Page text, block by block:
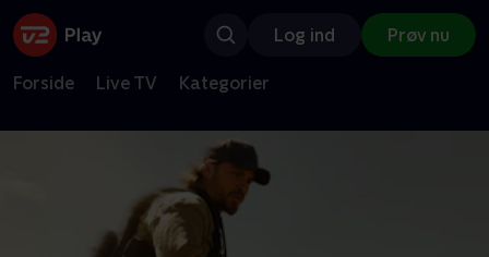
Log ind Prøv nu
Forside Live TV Kategorier